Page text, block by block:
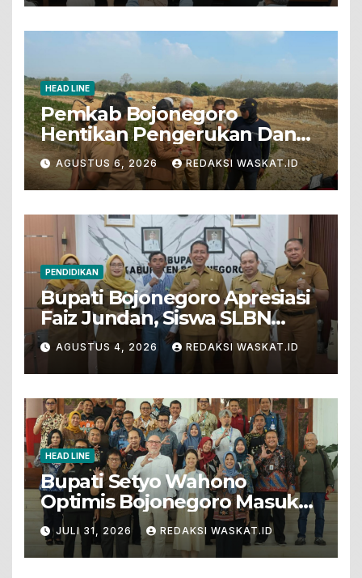
HEAD LINE
Pemkab Bojonegoro
Hentikan Pengerukan Dan
Penjualan Tanah Dari Lahan
Pertanian
AGUSTUS 6, 2026 REDAKSI WASKAT.ID
PENDIDIKAN
Bupati Bojonegoro Apresiasi
Faiz Jundan, Siswa SLBN
Gunungsari Baureno Masuk
LKS Diksus Tingkat Nasional
AGUSTUS 4, 2026 REDAKSI WASKAT.ID
HEAD LINE
Bupati Setyo Wahono
Optimis Bojonegoro Masuk
Unesco Global Geopark
JULI 31, 2026 REDAKSI WASKAT.ID